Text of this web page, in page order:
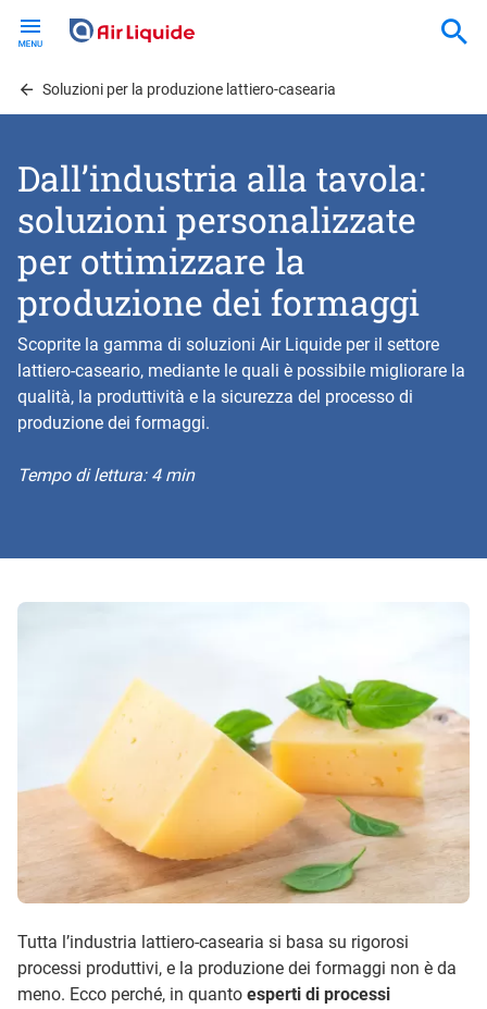
contentSoluzioni per la produzione lattiero-casearia
Dall’industria alla tavola:
soluzioni personalizzate
per ottimizzare la
produzione dei formaggi
Scoprite la gamma di soluzioni Air Liquide per il settore
lattiero-caseario, mediante le quali è possibile migliorare la
qualità, la produttività e la sicurezza del processo di
produzione dei formaggi.
Tempo di lettura: 4 min
Tutta l’industria lattiero-casearia si basa su rigorosi
processi produttivi, e la produzione dei formaggi non è da
meno. Ecco perché, in quanto esperti di processi